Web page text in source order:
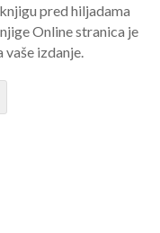
pred hiljadama
Online stranica je
izdanje.